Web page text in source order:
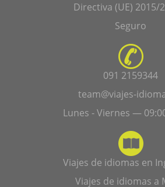
Directiva (UE) 2015/
Seguro
091 2159344
team@viajes-
Lunes - Viernes —
Viajes de idiomas en
Viajes de idiomas a